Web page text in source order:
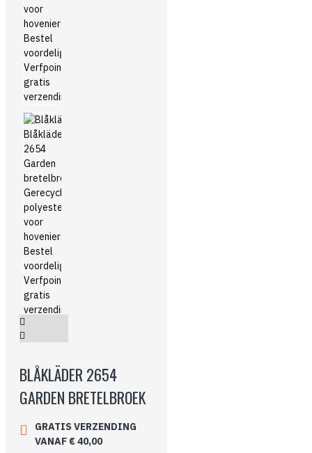
BLÅKLÄDER 2654
GARDEN BRETELBROEK
GRATIS VERZENDING
VANAF € 40,00